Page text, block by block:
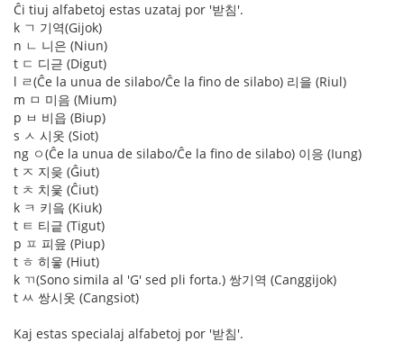
Ĉi tiuj alfabetoj estas uzataj por '받침'.
k ㄱ 기역(Gijok)
n ㄴ 니은 (Niun)
t ㄷ 디귿 (Digut)
l ㄹ(Ĉe la unua de silabo/Ĉe la fino de silabo) 리을 (Riul)
m ㅁ 미음 (Mium)
p ㅂ 비읍 (Biup)
s ㅅ 시옷 (Siot)
ng ㅇ(Ĉe la unua de silabo/Ĉe la fino de silabo) 이응 (Iung)
t ㅈ 지읒 (Ĝiut)
t ㅊ 치읓 (Ĉiut)
k ㅋ 키읔 (Kiuk)
t ㅌ 티긑 (Tigut)
p ㅍ 피읖 (Piup)
t ㅎ 히읗 (Hiut)
k ㄲ(Sono simila al 'G' sed pli forta.) 쌍기역 (Canggijok)
t ㅆ 쌍시옷 (Cangsiot)
Kaj estas specialaj alfabetoj por '받침'.